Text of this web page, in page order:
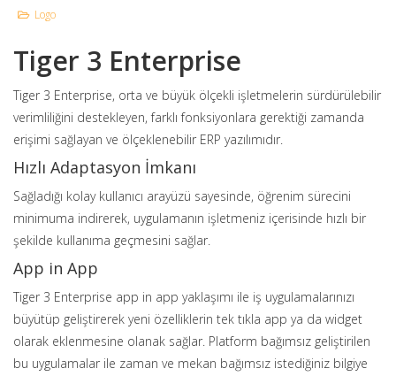
Logo
Tiger 3 Enterprise
Tiger 3 Enterprise, orta ve büyük ölçekli işletmelerin sürdürülebilir
verimliliğini destekleyen, farklı fonksiyonlara gerektiği zamanda
erişimi sağlayan ve ölçeklenebilir ERP yazılımıdır.
Hızlı Adaptasyon İmkanı
Sağladığı kolay kullanıcı arayüzü sayesinde, öğrenim sürecini
minimuma indirerek, uygulamanın işletmeniz içerisinde hızlı bir
şekilde kullanıma geçmesini sağlar.
App in App
Tiger 3 Enterprise app in app yaklaşımı ile iş uygulamalarınızı
büyütüp geliştirerek yeni özelliklerin tek tıkla app ya da widget
olarak eklenmesine olanak sağlar. Platform bağımsız geliştirilen
bu uygulamalar ile zaman ve mekan bağımsız istediğiniz bilgiye